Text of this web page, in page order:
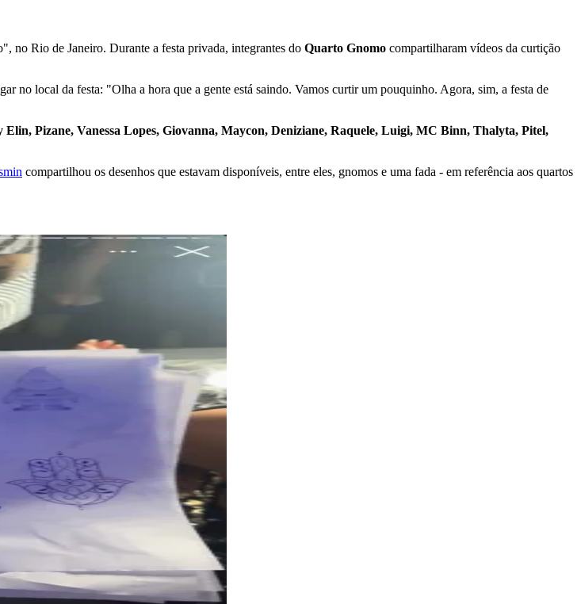
no Rio de Janeiro. Durante a festa privada, integrantes do Quarto Gnomo compartilharam vídeos da curtição
no local da festa: "Olha a hora que a gente está saindo. Vamos curtir um pouquinho. Agora, sim, a festa de
Pizane, Vanessa Lopes, Giovanna, Maycon, Deniziane, Raquele, Luigi, MC Binn, Thalyta, Pitel,
compartilhou os desenhos que estavam disponíveis, entre eles, gnomos e uma fada - em referência aos quartos